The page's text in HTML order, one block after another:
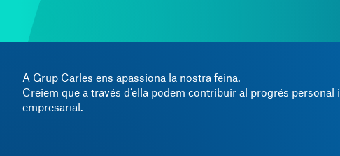
A Grup Carles ens apassiona la nostra feina.
Creiem que a través d’ella podem contribuir al progrés personal i
empresarial.